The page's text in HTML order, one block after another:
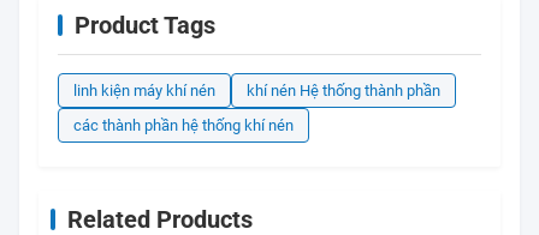
Product Tags
linh kiện máy khí nén
khí nén Hệ thống thành phần
các thành phần hệ thống khí nén
Related Products